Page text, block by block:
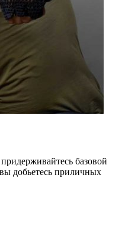
базовой
добьетесь приличных